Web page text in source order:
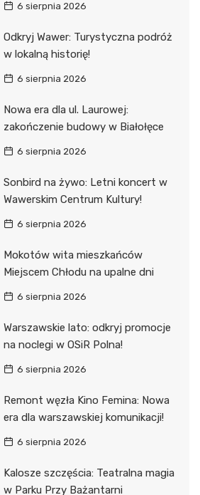
6 sierpnia 2026
Odkryj Wawer: Turystyczna podróż
w lokalną historię!
6 sierpnia 2026
Nowa era dla ul. Laurowej:
zakończenie budowy w Białołęce
6 sierpnia 2026
Sonbird na żywo: Letni koncert w
Wawerskim Centrum Kultury!
6 sierpnia 2026
Mokotów wita mieszkańców
Miejscem Chłodu na upalne dni
6 sierpnia 2026
Warszawskie lato: odkryj promocje
na noclegi w OSiR Polna!
6 sierpnia 2026
Remont węzła Kino Femina: Nowa
era dla warszawskiej komunikacji!
6 sierpnia 2026
Kalosze szczęścia: Teatralna magia
w Parku Przy Bażantarni